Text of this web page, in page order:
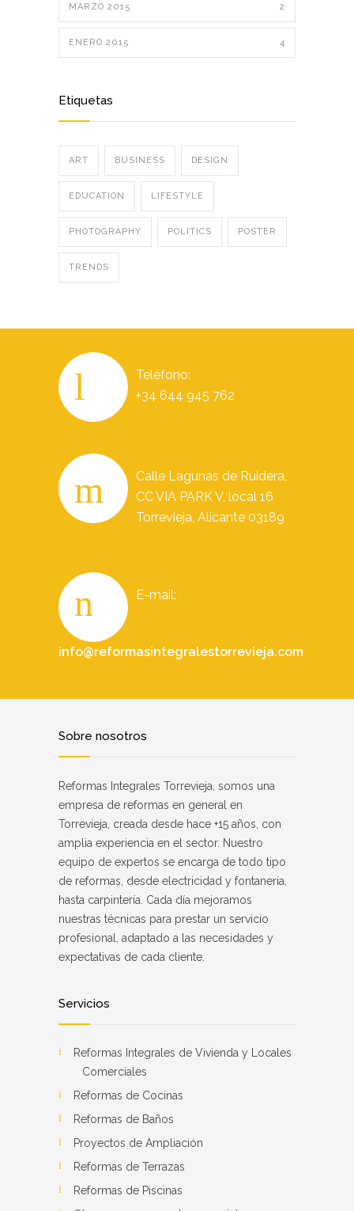
MARZO 2015 2
ENERO 2015 4
Etiquetas
ART BUSINESS DESIGN
EDUCATION LIFESTYLE
PHOTOGRAPHY POLITICS POSTER
TRENDS
Teléfono:
+34 644 945 762
Calle Lagunas de Ruidera,
CC VIA PARK V, local 16
Torrevieja, Alicante 03189
E-mail:
info@reformasintegralestorrevieja.com
Sobre nosotros
Reformas Integrales Torrevieja, somos una
empresa de reformas en general en
Torrevieja, creada desde hace +15 años, con
amplia experiencia en el sector. Nuestro
equipo de expertos se encarga de todo tipo
de reformas, desde electricidad y fontanería,
hasta carpintería. Cada día mejoramos
nuestras técnicas para prestar un servicio
profesional, adaptado a las necesidades y
expectativas de cada cliente.
Servicios
Reformas Integrales de Vivienda y Locales
Comerciales
Reformas de Cocinas
Reformas de Baños
Proyectos de Ampliación
Reformas de Terrazas
Reformas de Piscinas